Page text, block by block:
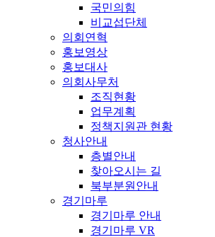
국민의힘
비교섭단체
의회연혁
홍보영상
홍보대사
의회사무처
조직현황
업무계획
정책지원관 현황
청사안내
층별안내
찾아오시는 길
북부분원안내
경기마루
경기마루 안내
경기마루 VR